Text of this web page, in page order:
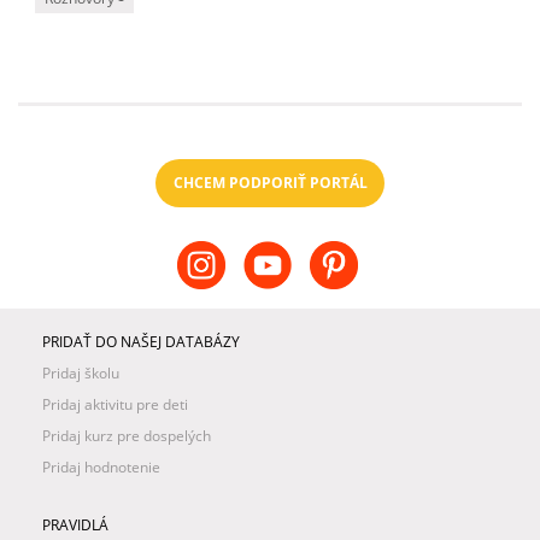
CHCEM PODPORIŤ PORTÁL
PRIDAŤ DO NAŠEJ DATABÁZY
Pridaj školu
Pridaj aktivitu pre deti
Pridaj kurz pre dospelých
Pridaj hodnotenie
PRAVIDLÁ